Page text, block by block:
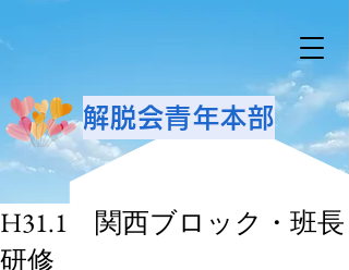
解脱会青年本部
H31.1 関西ブロック・班長
研修